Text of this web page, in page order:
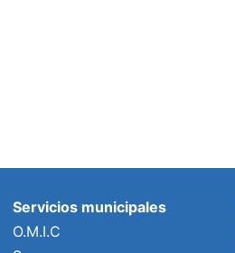
Servicios municipales
O.M.I.C